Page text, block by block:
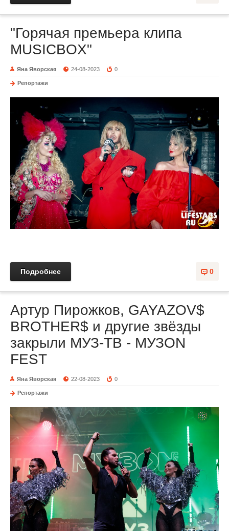
"Горячая премьера клипа
MUSICBOX"
Яна Яворская 24-08-2023 0
Репортажи
0
Подробнее
Артур Пирожков, GAYAZOV$
BROTHER$ и другие звёзды
закрыли МУЗ-ТВ - МУЗON
FEST
Яна Яворская 22-08-2023 0
Репортажи